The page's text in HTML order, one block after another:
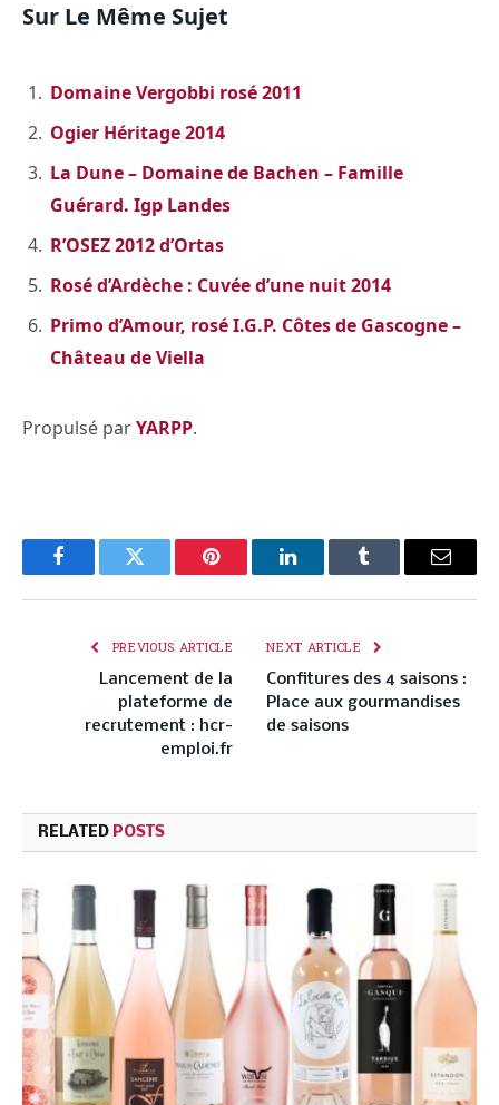
Sur Le Même Sujet
Domaine Vergobbi rosé 2011
Ogier Héritage 2014
La Dune – Domaine de Bachen – Famille
Guérard. Igp Landes
R’OSEZ 2012 d’Ortas
Rosé d’Ardèche : Cuvée d’une nuit 2014
Primo d’Amour, rosé I.G.P. Côtes de Gascogne –
Château de Viella
Propulsé parYARPP.
FacebookTwitter Pinterest LinkedInTumblr Email
PREVIOUS ARTICLE
Lancement de la
plateforme de
recrutement : hcr-
emploi.fr
NEXT ARTICLE
Confitures des 4 saisons :
Place aux gourmandises
de saisons
RELATED POSTS